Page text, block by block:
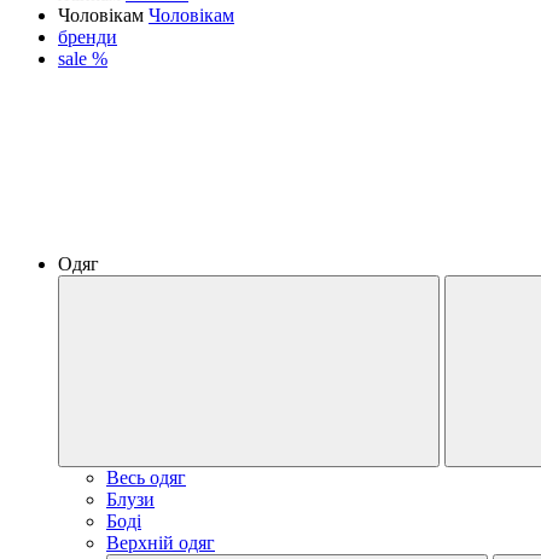
Чоловікам Чоловікам
бренди
sale %
Одяг
Весь одяг
Блузи
Боді
Верхній одяг